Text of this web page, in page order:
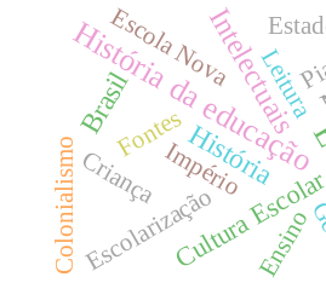
História da educação
Intelectuais
História
Brasil
Cultura
Império
Escolarização
Escola Nova Leitura
Fontes
Colonialismo Ensino
Criança